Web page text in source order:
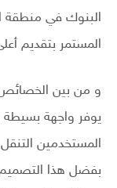
البنوك في منطقة
المستمر بتقديم
و من بين الخصائص
يوفر واجهة
المستخدمين
بفضل هذا